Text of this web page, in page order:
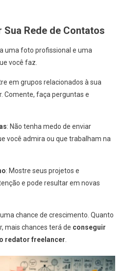
Sua Rede de Contatos
uma foto profissional e uma
você faz.
em grupos relacionados à sua
Comente, faça perguntas e
: Não tenha medo de enviar
você admira ou que trabalham na
: Mostre seus projetos e
e pode resultar em novas
chance de crescimento. Quanto
mais chances terá de conseguir
redator freelancer